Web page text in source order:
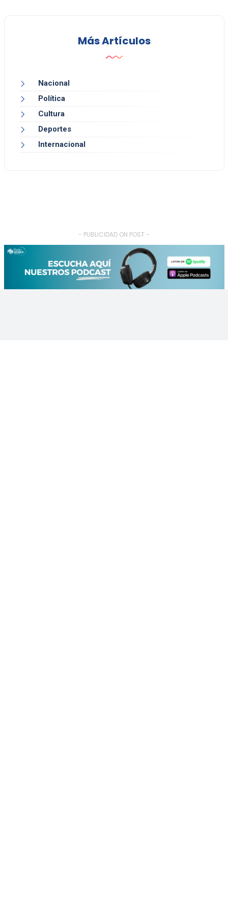
Más Artículos
Nacional
Política
Cultura
Deportes
Internacional
- PUBLICIDAD ON POST -